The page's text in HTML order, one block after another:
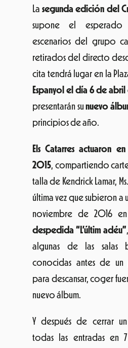
Lasegunda edición del
supone el
escenarios del grupo
retirados del directo
cita tendrá lugar en la
Espanyol el día 6 de
presentarán su nuevo
principios de año.
Els Catarres actuaron
2015, compartiendo
talla de Kendrick Lamar, Ms.
última vez que subieron a
noviembre de 2016
despedida “L’últim adéu”
algunas de las salas
conocidas antes de
para descansar, coger
nuevo álbum.
Y después de cerrar
todas las entradas en